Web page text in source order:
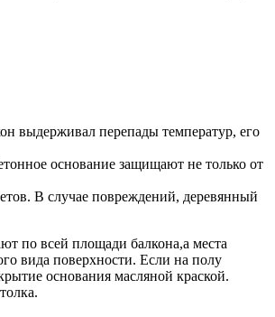
выдерживал перепады температур, его
основание защищают не только от
В случае повреждений, деревянный
по всей площади балкона,а места
вида поверхности. Если на полу
основания масляной краской.